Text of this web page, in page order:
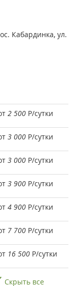
Кабардинка, ул.
2 500 Р/сутки
3 000 Р/сутки
3 000 Р/сутки
3 900 Р/сутки
4 900 Р/сутки
7 700 Р/сутки
16 500 Р/сутки
Скрыть все